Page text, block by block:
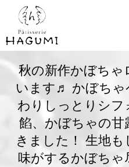
秋の新作かぼちゃ
います♬ かぼちゃ
わりしっとりシフ
餡、かぼちゃの甘
きました！ 生地
味がするかぼちゃ